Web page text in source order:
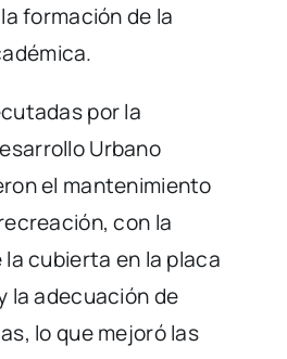
formación de la
por la
Urbano
el mantenimiento
con la
cubierta en la placa
la adecuación de
lo que mejoró las